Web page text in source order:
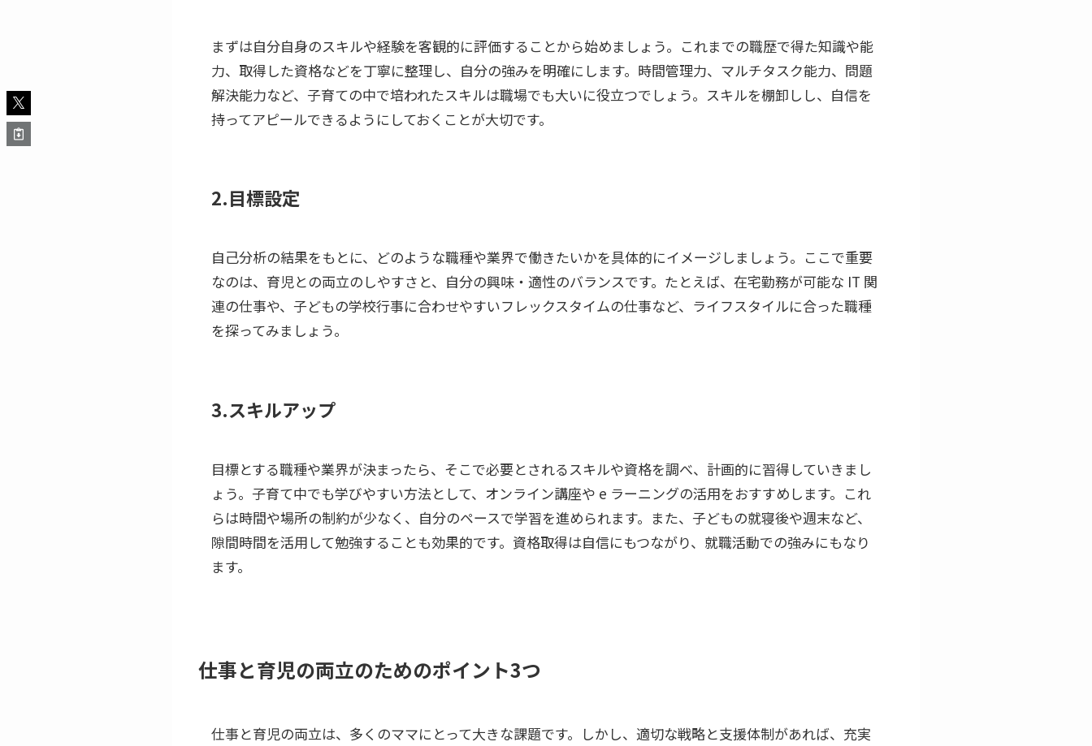
まずは自分自身のスキルや経験を客観的に評価することから始めましょう。これまでの職歴で得た知識や能
力、取得した資格などを丁寧に整理し、自分の強みを明確にします。時間管理力、マルチタスク能力、問題
解決能力など、子育ての中で培われたスキルは職場でも大いに役立つでしょう。スキルを棚卸しし、自信を
持ってアピールできるようにしておくことが大切です。
2.目標設定
自己分析の結果をもとに、どのような職種や業界で働きたいかを具体的にイメージしましょう。ここで重要
なのは、育児との両立のしやすさと、自分の興味・適性のバランスです。たとえば、在宅勤務が可能な IT 関
連の仕事や、子どもの学校行事に合わせやすいフレックスタイムの仕事など、ライフスタイルに合った職種
を探ってみましょう。
3.スキルアップ
目標とする職種や業界が決まったら、そこで必要とされるスキルや資格を調べ、計画的に習得していきまし
ょう。子育て中でも学びやすい方法として、オンライン講座や e ラーニングの活用をおすすめします。これ
らは時間や場所の制約が少なく、自分のペースで学習を進められます。また、子どもの就寝後や週末など、
隙間時間を活用して勉強することも効果的です。資格取得は自信にもつながり、就職活動での強みにもなり
ます。
仕事と育児の両立のためのポイント3つ
仕事と育児の両立は、多くのママにとって大きな課題です。しかし、適切な戦略と支援体制があれば、充実